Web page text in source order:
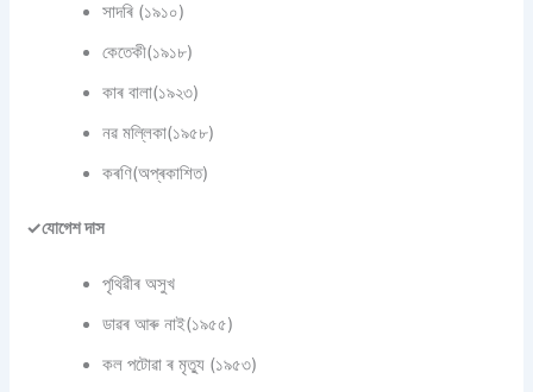
সাদৰি (১৯১০)
কেতেকী(১৯১৮)
কাৰ বালা(১৯২৩)
নৱ মল্লিকা(১৯৫৮)
কৰণি(অপ্ৰকাশিত)
✓যোগেশ দাস
পৃথিৱীৰ অসুখ
ডাৱৰ আৰু নাই(১৯৫৫)
কল পটোৱা ৰ মৃত্যু (১৯৫৩)